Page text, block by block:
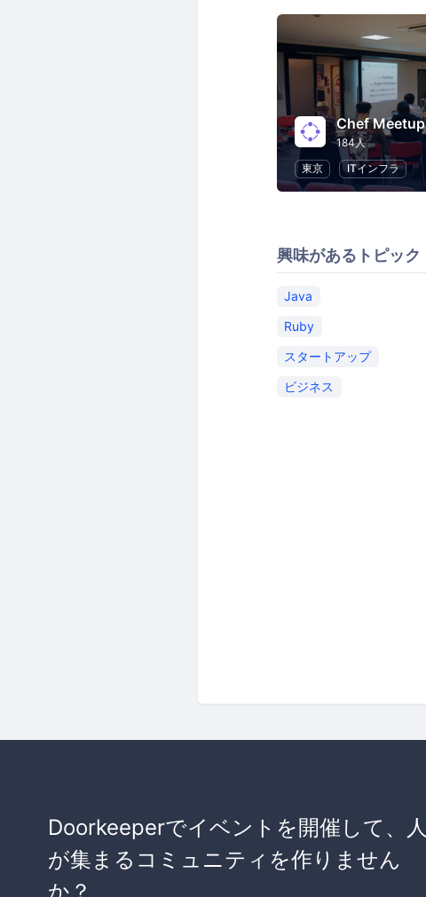
Chef Meetup
184人
東京
ITインフラ
興味があるトピック
Java
Ruby
スタートアップ
ビジネス
Doorkeeperでイベントを開催して、人
が集まるコミュニティを作りません
か？